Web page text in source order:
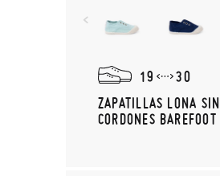
19
30
ZAPATILLAS LONA SIN
CORDONES BAREFOOT